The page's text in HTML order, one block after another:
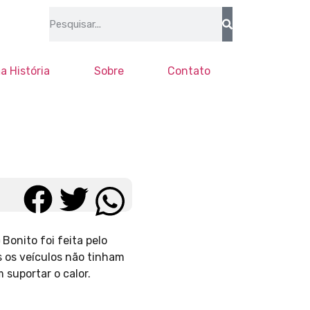
História Sobre Contato
Bonito foi feita pelo
veículos não tinham
suportar o calor.